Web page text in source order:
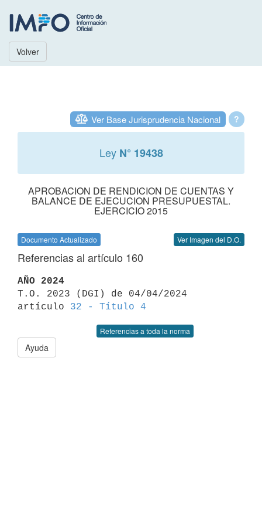
Volver
?
Ver Base Jurisprudencia Nacional
Ley N° 19438
APROBACION DE RENDICION DE CUENTAS Y
BALANCE DE EJECUCION PRESUPUESTAL.
EJERCICIO 2015
Documento Actualizado Ver Imagen del D.O.
Referencias al artículo 160
AÑO 2024
T.O. 2023 (DGI) de 04/04/2024
artículo 32 - Título 4
Referencias a toda la norma
Ayuda